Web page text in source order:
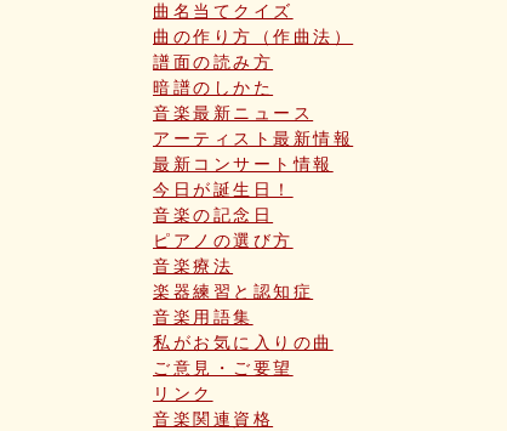
曲名当てクイズ
曲の作り方（作曲法）
譜面の読み方
暗譜のしかた
音楽最新ニュース
アーティスト最新情報
最新コンサート情報
今日が誕生日！
音楽の記念日
ピアノの選び方
音楽療法
楽器練習と認知症
音楽用語集
私がお気に入りの曲
ご意見・ご要望
リンク
音楽関連資格